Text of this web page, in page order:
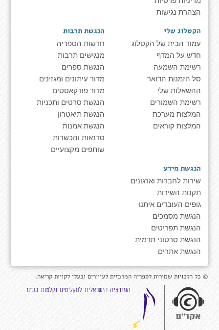
הצהרת נגישות
הקטלוג שלי
עמוד הבית של הקטלוג
חדש על המדף
רשימת השמעה
סל הזמנות הדואר
ההשאלות שלי
רשימת השמורים
המלצות מערכת
המלצות קוראים
הנגשת תרבות
חדשות הספריה
מנגישים תרבות
הנגשת ספרים
מדור עיתונים ומגזינים
מדור פודקאסטים
הנגשת סרטים ותכניות
הנגשת תיאטרון
הנגשת אמנות
סדנאות והכשרות
שותפים מקצועיים
הנגשת מידע
שירות לחברות וארגונים
תקנות השירות
גופים העובדים איתנו
הנגשת מסמכים
הנגשת תפריטים
הנגשת סרטוני תדמית
הנגשת אתרים
© כל הזכויות שמורות לספריה המרכזית לעיוורים ובעלי לקויות קריאה.